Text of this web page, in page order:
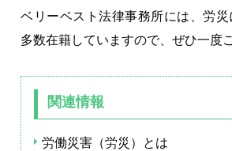
ベリーベスト法律事務所には、労
多数在籍していますので、ぜひ一度
関連情報
労働災害（労災）とは